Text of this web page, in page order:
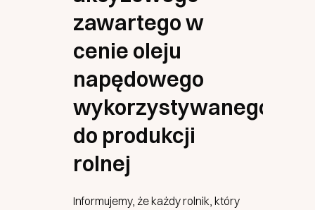
zawartego w
cenie oleju
napędowego
wykorzystywanego
do produkcji
rolnej
Informujemy, że każdy rolnik, który